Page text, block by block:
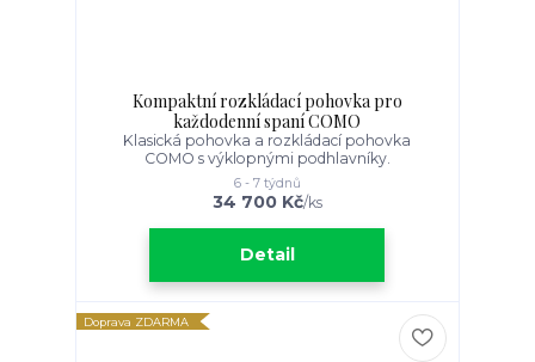
Kompaktní rozkládací pohovka pro
každodenní spaní COMO
Klasická pohovka a rozkládací pohovka
COMO s výklopnými podhlavníky.
34 700 Kč/ks
6 - 7 týdnů
Detail
Doprava ZDARMA